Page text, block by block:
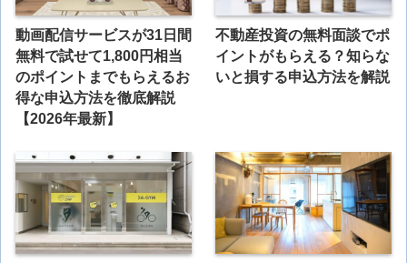
動画配信サービスが31日間
無料で試せて1,800円相当
のポイントまでもらえるお
得な申込方法を徹底解説
【2026年最新】
不動産投資の無料面談でポ
イントがもらえる？知らな
いと損する申込方法を解説